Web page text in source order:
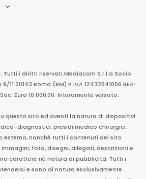
Tutti i diritti riservati.Mediacom S.r.l a Socio
11 00143 Roma (RM) P.IVA 12432541006 REA:
Euro 10.000,00. Interamente versato.
questo sito ed aventi la natura di dispositivi
diagnostici, presidi medico chirurgici,
esterno, nonché tutti i contenuti del sito
foto, disegni, allegati, descrizioni e
carattere né natura di pubblicità. Tutti i
e sono di natura esclusivamente